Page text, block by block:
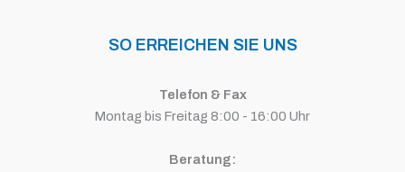
SO ERREICHEN SIE UNS
Telefon & Fax
Montag bis Freitag 8:00 - 16:00 Uhr
Beratung: